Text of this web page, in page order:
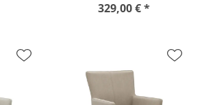
329,00 € *